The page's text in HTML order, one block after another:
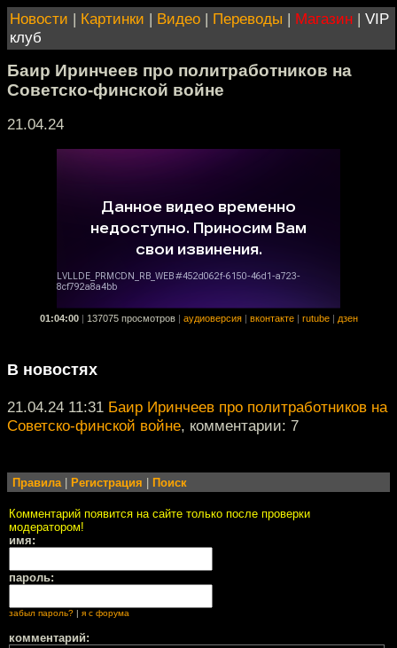
Новости | Картинки | Видео | Переводы | Магазин | VIP
клуб
Баир Иринчеев про политработников на
Советско-финской войне
21.04.24
01:04:00 137075 просмотров аудиоверсия вконтакте rutube дзен
В новостях
21.04.24 11:31 Баир Иринчеев про политработников на
Советско-финской войне, комментарии: 7
Правила| Регистрация Поиск
Комментарий появится на сайте только после проверки
модератором!
имя:
пароль:
забыл пароль? я с форума
комментарий: